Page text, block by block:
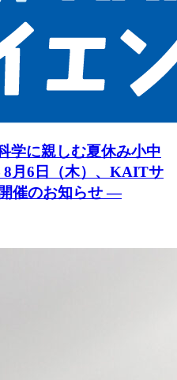
学に親しむ夏休み小中
月6日（木）、KAITサ
催のお知らせ ―